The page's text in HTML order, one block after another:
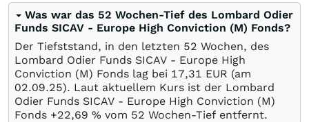
Was war das 52 Wochen-Tief des Lombard Odier
Funds SICAV - Europe High Conviction (M) Fonds?
Der Tiefststand, in den letzten 52 Wochen, des
Lombard Odier Funds SICAV - Europe High
Conviction (M) Fonds lag bei 17,31 EUR (am
02.09.25). Laut aktuellem Kurs ist der Lombard
Odier Funds SICAV - Europe High Conviction (M)
Fonds +22,69 % vom 52 Wochen-Tief entfernt.